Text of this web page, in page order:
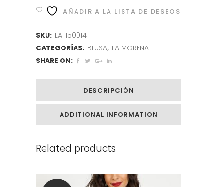
AÑADIR A LA LISTA DE DESEOS
SKU: LA-150014
CATEGORÍAS: BLUSA, LA MORENA
SHARE ON:
DESCRIPCIÓN
ADDITIONAL INFORMATION
Related products